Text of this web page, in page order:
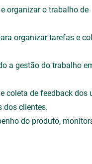
organizar o trabalho de
organizar tarefas e
a gestão do trabalho
coleta de feedback dos
dos clientes.
do produto,